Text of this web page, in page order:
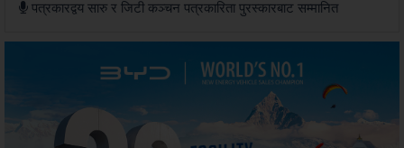
पत्रकारद्वय सारु र जिटी कञ्चन पत्रकारिता पुरस्कारबाट सम्मानित